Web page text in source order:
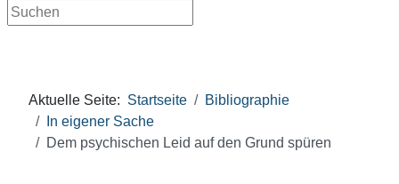
Suchen
Aktuelle Seite: Startseite
Bibliographie
In eigener Sache
Dem psychischen Leid auf den Grund spüren